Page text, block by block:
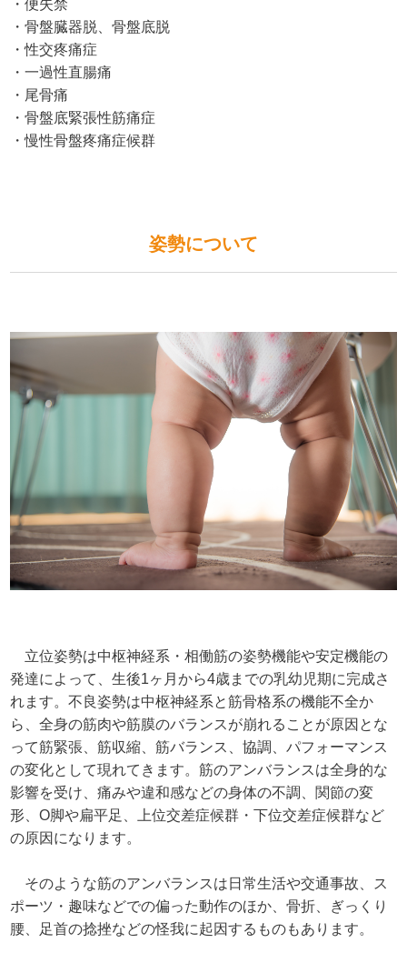
・便失禁
・骨盤臓器脱、骨盤底脱
・性交疼痛症
・一過性直腸痛
・尾骨痛
・骨盤底緊張性筋痛症
・慢性骨盤疼痛症候群
姿勢について
立位姿勢は中枢神経系・相働筋の姿勢機能や安定機能の
発達によって、生後1ヶ月から4歳までの乳幼児期に完成さ
れます。不良姿勢は中枢神経系と筋骨格系の機能不全か
ら、全身の筋肉や筋膜のバランスが崩れることが原因とな
って筋緊張、筋収縮、筋バランス、協調、パフォーマンス
の変化として現れてきます。筋のアンバランスは全身的な
影響を受け、痛みや違和感などの身体の不調、関節の変
形、O脚や扁平足、上位交差症候群・下位交差症候群など
の原因になります。
そのような筋のアンバランスは日常生活や交通事故、ス
ポーツ・趣味などでの偏った動作のほか、骨折、ぎっくり
腰、足首の捻挫などの怪我に起因するものもあります。